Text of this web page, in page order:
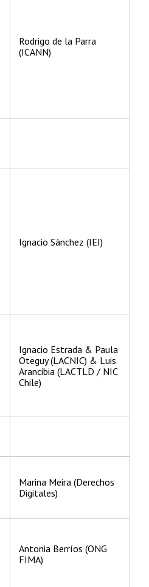
Rodrigo de la Parra
(ICANN)
Ignacio Sánchez (IEI)
Ignacio Estrada & Paula
Oteguy (LACNIC) & Luis
Arancibia (LACTLD / NIC
Chile)
Marina Meira (Derechos
Digitales)
Antonia Berríos (ONG
FIMA)